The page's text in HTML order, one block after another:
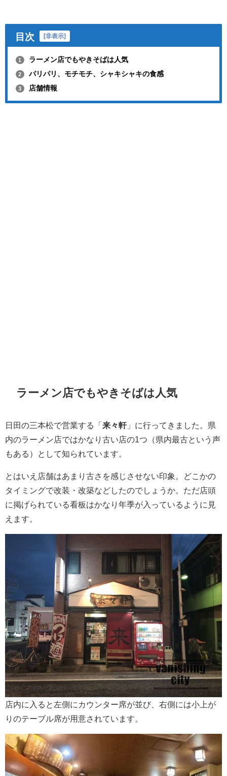
目次 [非表示]
1 ラーメン店でもやきそばは人気
2 パリパリ、モチモチ、シャキシャキの食感
3 店舗情報
ラーメン店でもやきそばは人気
日田の三本松で営業する「 来々軒」に行ってきました。県
内のラーメン店ではかなり古い店の1つ（県内最古という声
もある）として知られています。
とはいえ店舗はあまり古さを感じさせない印象。どこかの
タイミングで改装・改築などしたのでしょうか。ただ店頭
に掲げられている看板はかなり年季が入っているように見
えます。
店内に入ると左側にカウンター席が並び、右側には小上が
りのテーブル席が用意されています。